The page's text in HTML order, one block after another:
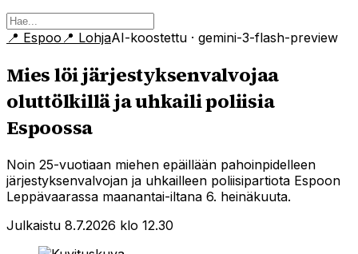
📍 Espoo 📍 LohjaAI-koostettu · gemini-3-flash-preview
Mies löi järjestyksenvalvojaa
oluttölkillä ja uhkaili poliisia
Espoossa
Noin 25-vuotiaan miehen epäillään pahoinpidelleen
järjestyksenvalvojan ja uhkailleen poliisipartiota Espoon
Leppävaarassa maanantai-iltana 6. heinäkuuta.
Julkaistu 8.7.2026 klo 12.30